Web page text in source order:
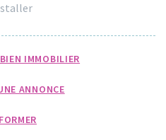
IMMOBILIER
ANNONCE